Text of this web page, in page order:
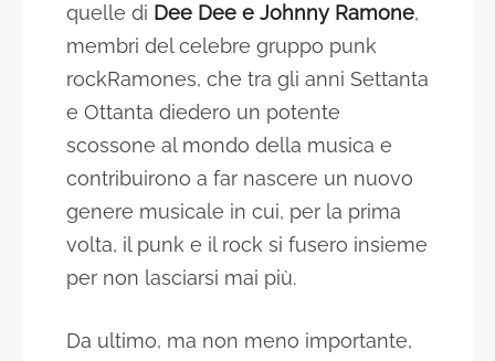
quelle di Dee Dee e Johnny Ramone,
membri del celebre gruppo punk
rockRamones, che tra gli anni Settanta
e Ottanta diedero un potente
scossone al mondo della musica e
contribuirono a far nascere un nuovo
genere musicale in cui, per la prima
volta, il punk e il rock si fusero insieme
per non lasciarsi mai più.
Da ultimo, ma non meno importante,